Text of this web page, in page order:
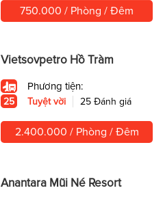
750.000 / Phòng / Đêm
Vietsovpetro Hồ Tràm
Phương tiện:
25 Tuyệt vời 25 Đánh giá
2.400.000 / Phòng / Đêm
Anantara Mũi Né Resort